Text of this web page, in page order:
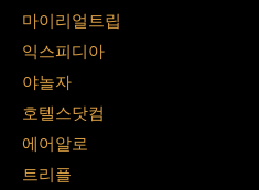
마이리얼트립
익스피디아
야놀자
호텔스닷컴
에어알로
트리플